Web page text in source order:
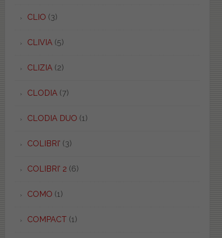
CLIO (3)
CLIVIA (5)
CLIZIA (2)
CLODIA (7)
CLODIA DUO (1)
COLIBRI' (3)
COLIBRI' 2 (6)
COMO (1)
COMPACT (1)